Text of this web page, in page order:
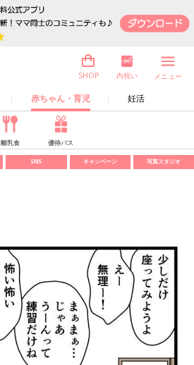
赤ちゃん・育児 妊活
SHOP 内祝い メニュー
離乳食 優待パス
SNS キャンペーン 写真スタジオ